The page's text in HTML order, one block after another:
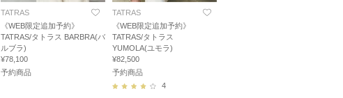
TATRAS
《WEB限定追加予約》
TATRAS/タトラス BARBRA(バ
ルブラ)
¥78,100
予約商品
TATRAS
《WEB限定追加予約》
TATRAS/タトラス
YUMOLA(ユモラ)
¥82,500
予約商品
4